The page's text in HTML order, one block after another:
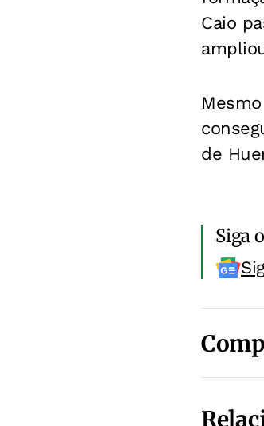
Caio
de
Siga